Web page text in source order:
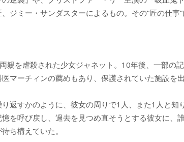
ジミー・サンダスターによるもの。その“匠の仕事”
親を虐殺された少女ジャネット。10年後、一部の
マーチィンの薦めもあり、保護されていた施設を
返すかのように、彼女の周りで1人、また1人と知
を呼び戻し、過去を見つめ直そうとする彼女に、
ち構えていた。